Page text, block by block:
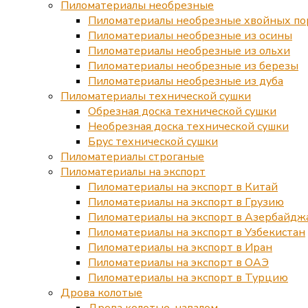
Пиломатериалы необрезные
Пиломатериалы необрезные хвойных
Пиломатериалы необрезные из осины
Пиломатериалы необрезные из ольхи
Пиломатериалы необрезные из березы
Пиломатериалы необрезные из дуба
Пиломатериалы технической сушки
Обрезная доска технической сушки
Необрезная доска технической сушки
Брус технической сушки
Пиломатериалы строганые
Пиломатериалы на экспорт
Пиломатериалы на экспорт в Китай
Пиломатериалы на экспорт в Грузию
Пиломатериалы на экспорт в
Пиломатериалы на экспорт в Узбекистан
Пиломатериалы на экспорт в Иран
Пиломатериалы на экспорт в ОАЭ
Пиломатериалы на экспорт в Турцию
Дрова колотые